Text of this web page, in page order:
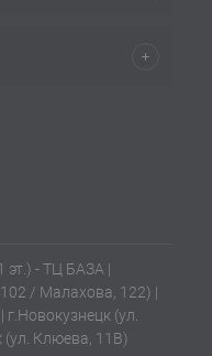
эт.) - ТЦ БАЗА |
/ Малахова, 122) |
(ул.
(ул. Клюева, 11В)